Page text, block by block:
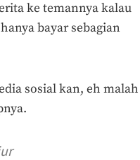
ke temannya kalau
bayar sebagian
sosial kan, eh malah